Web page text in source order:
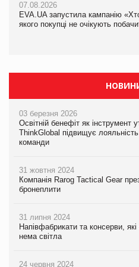
07.08.2026
EVA.UA запустила кампанію
якого покупці не очікують
05.08.2026
Мережа супермаркетів VARUS
03 березня 2026
Освітній бенефіт як інструмент
ThinkGlobal підвищує
команди
31 жовтня 2024
Компанія Rarog Tactical Gear
бронеплити
31 липня 2024
Напівфабрикати та консерви,
нема світла
24 червня 2024